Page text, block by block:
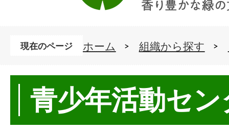
現在のページ ホーム 組織から探す
青少年活動セン